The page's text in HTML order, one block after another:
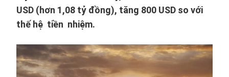
USD (hơn 1,08 tỷ đồng), tăng 800 USD so với
thế hệ tiền nhiệm.